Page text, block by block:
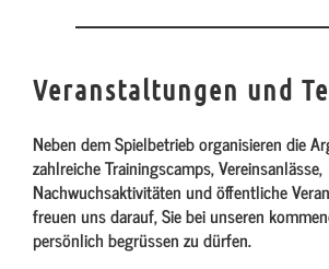
Veranstaltungen und
Neben dem Spielbetrieb organisieren die
zahlreiche Trainingscamps, Vereinsanlässe,
Nachwuchsaktivitäten und öffentliche
freuen uns darauf, Sie bei unseren
persönlich begrüssen zu dürfen.